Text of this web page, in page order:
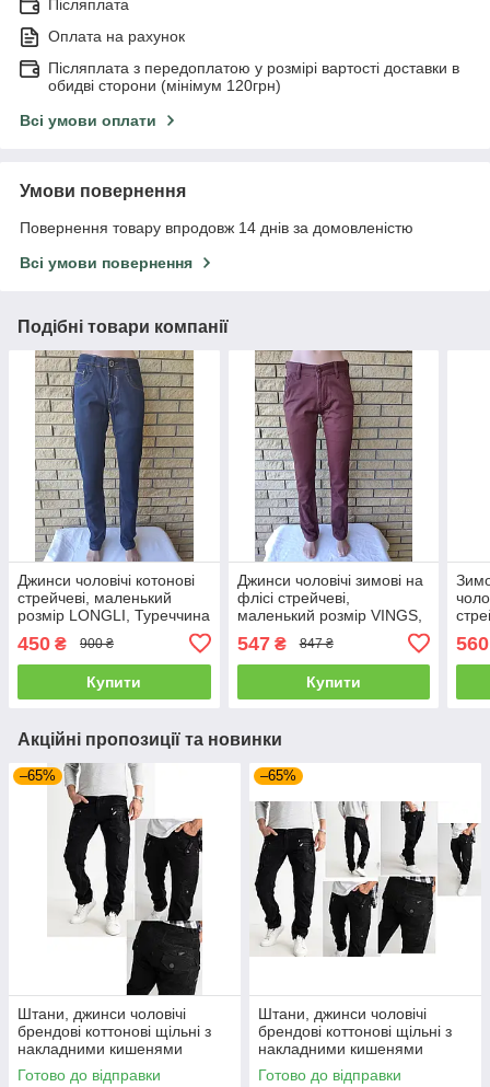
Післяплата
Оплата на рахунок
Післяплата з передоплатою у розмірі вартості доставки в
обидві сторони (мінімум 120грн)
Всі умови оплати
Умови повернення
Повернення товару впродовж 14 днів за домовленістю
Всі умови повернення
Подібні товари компанії
Джинси чоловічі котонові
стрейчеві, маленький
розмір LONGLI, Туреччина
450 ₴ 900 ₴
Купити
Джинси чоловічі зимові на
флісі стрейчеві,
маленький розмір VINGS,
547₴ 847 ₴
Купити
560
Акційні пропозиції та новинки
–65%
Штани, джинси чоловічі
брендові коттонові щільні з
накладними кишенями
"карго" MIGACH, Туреччина
Готово до відправки
–65%
Штани, джинси чоловічі
брендові коттонові щільні з
накладними кишенями
"карго" MIGACH, Туреччина
Готово до відправки